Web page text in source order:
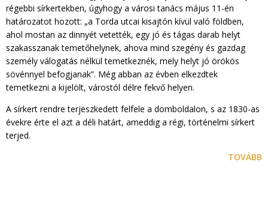
régebbi sírkertekben, úgyhogy a városi tanács május 11-én
határozatot hozott: „a Torda utcai kisajtón kívül való földben,
ahol mostan az dinnyét vetették, egy jó és tágas darab helyt
szakasszanak temetőhelynek, ahova mind szegény és gazdag
személy válogatás nélkül temetkeznék, mely helyt jó örökös
sövénnyel befogjanak”. Még abban az évben elkezdtek
temetkezni a kijelölt, várostól délre fekvő helyen.
A sírkert rendre terjeszkedett felfele a domboldalon, s az 1830-as
évekre érte el azt a déli határt, ameddig a régi, történelmi sírkert
terjed.
TOVÁBB